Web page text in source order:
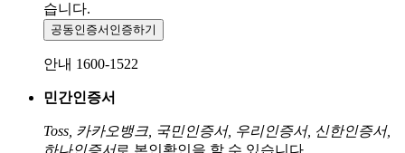
습니다.
공동인증서 인증하기
안내 1600-1522
민간인증서
Toss, 카카오뱅크, 국민인증서, 우리인증서, 신한인증서,